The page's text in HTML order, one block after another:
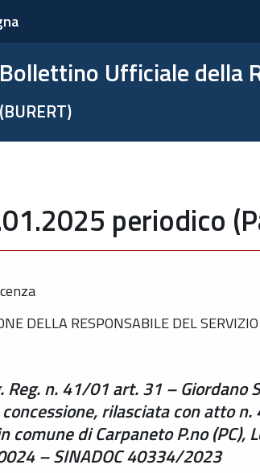
Bollettino Ufficiale della
(BURERT)
periodico
DELLA RESPONSABILE DEL
Reg. n. 41/01 art. 31 –
rilasciata con atto
comune di Carpaneto P.no
– SINADOC 40334/2023